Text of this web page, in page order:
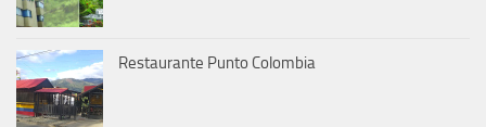
Restaurante Punto Colombia